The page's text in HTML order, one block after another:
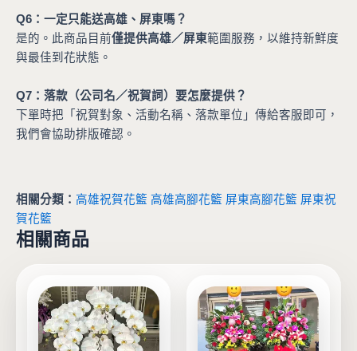
Q6：一定只能送高雄、屏東嗎？
是的。此商品目前僅提供高雄／屏東範圍服務，以維持新鮮度
與最佳到花狀態。
Q7：落款（公司名／祝賀詞）要怎麼提供？
下單時把「祝賀對象、活動名稱、落款單位」傳給客服即可，
我們會協助排版確認。
相關分類： 高雄祝賀花籃 高雄高腳花籃 屏東高腳花籃 屏東祝
賀花籃
相關商品